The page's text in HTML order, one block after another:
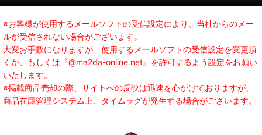
※お客様が使用するメールソフトの受信設定により、当社からのメー
ルが受信されない場合がございます。
大変お手数になりますが、使用するメールソフトの受信設定を変更頂
くか、もしくは『@ma2da-online.net』を許可するよう設定をお願い
いたします。
※掲載商品売却の際、サイトへの反映は迅速を心がけておりますが、
商品在庫管理システム上、タイムラグが発生する場合がございます。